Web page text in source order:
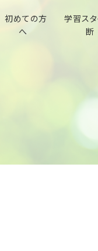
初めての方
へ
学習ス
断